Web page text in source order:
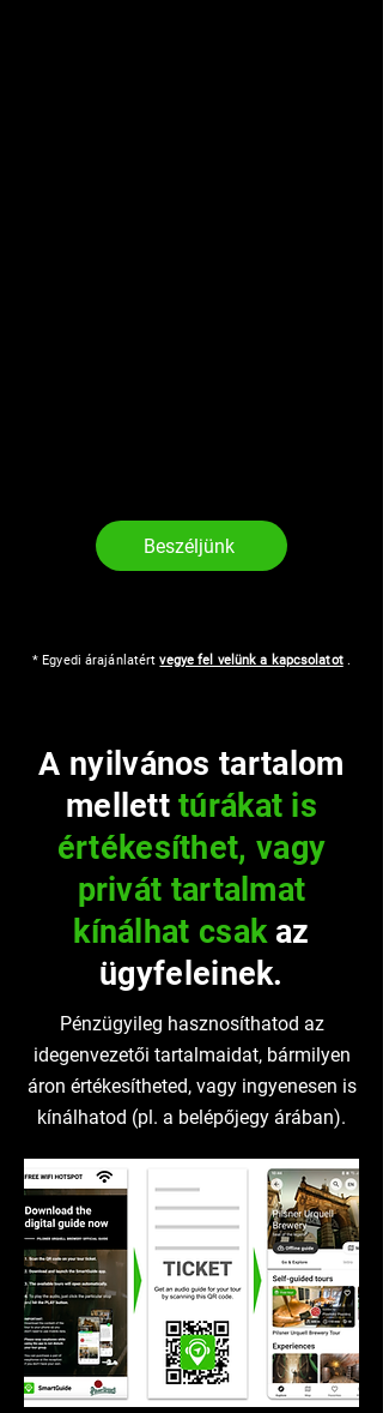
Beszéljünk
* Egyedi árajánlatértvegye fel velünk a kapcsolatot.
A nyilvános tartalom
mellett túrákat is
értékesíthet, vagy
privát tartalmat
kínálhat csak az
ügyfeleinek.
Pénzügyileg hasznosíthatod az
idegenvezetői tartalmaidat, bármilyen
áron értékesítheted, vagy ingyenesen is
kínálhatod (pl. a belépőjegy árában).